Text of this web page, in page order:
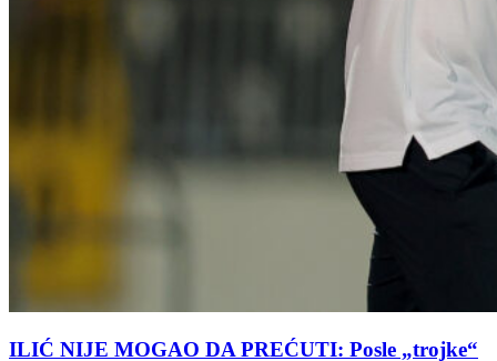
ILIĆ NIJE MOGAO DA PREĆUTI: Posle „trojke“